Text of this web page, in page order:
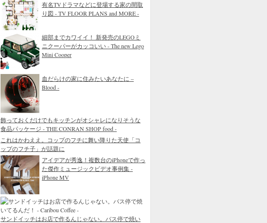
有名TVドラマなどに登場する家の間取
り図 - TV FLOOR PLANS and MORE -
細部までカワイイ！ 新発売のLEGOミ
ニクーパーがカッコいい - The new Lego
Mini Cooper
血だらけの家に住みたいあなたに –
Blood -
飾っておくだけでもキッチンがオシャレになりそうな
食品パッケージ - THE CONRAN SHOP food -
これはかわええ。コップのフチに舞い降りた天使「コ
ップのフチ子」が話題に
アイデアが秀逸！複数台のiPhoneで作っ
た傑作ミュージックビデオ事例集 -
iPhone MV
サンドイッチはお店で作るんじゃない。バス停で焼い